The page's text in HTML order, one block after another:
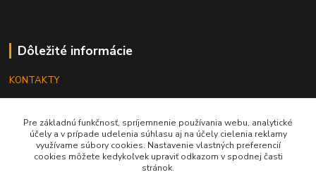
Dôležité informácie
KONTAKTY
REKLAMÁCIE
KATALÓGY
Pre základnú funkčnosť, spríjemnenie používania webu, analytické
účely a v prípade udelenia súhlasu aj na účely cielenia reklamy
využívame súbory cookies. Nastavenie vlastných preferencií
cookies môžete kedykoľvek upraviť odkazom v spodnej časti
stránok.